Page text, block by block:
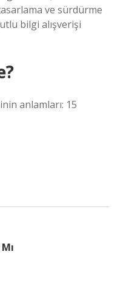
ve sürdürme
bilgi alışverişi
anlamları: 15